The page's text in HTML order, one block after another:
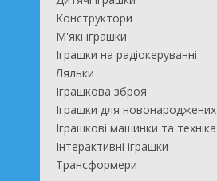
Конструктори
М'які іграшки
Іграшки на радіокеруванні
Ляльки
Іграшкова зброя
Іграшки для новонароджених
Іграшкові машинки та техніка
Інтерактивні іграшки
Трансформери